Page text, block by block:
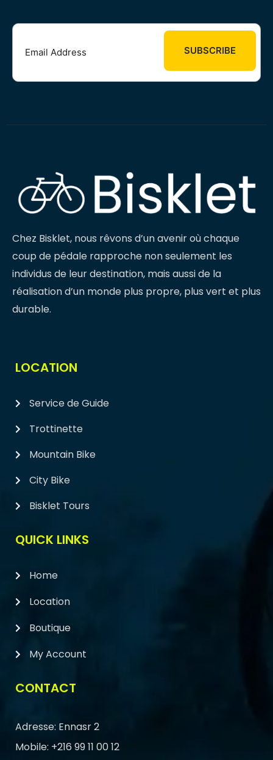
Chez Bisklet, nous rêvons d’un avenir où chaque
coup de pédale rapproche non seulement les
individus de leur destination, mais aussi de la
réalisation d’un monde plus propre, plus vert et plus
durable.
LOCATION
Service de Guide
Trottinette
Mountain Bike
City Bike
Bisklet Tours
QUICK LINKS
Home
Location
Boutique
My Account
CONTACT
Adresse: Ennasr 2
Mobile: +216 99 11 00 12